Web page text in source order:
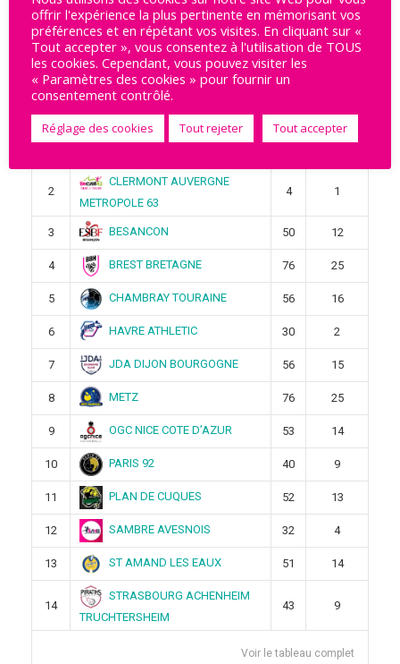
Rechercher
Ligue Butagaz 2025-2026
2
CLERMONT AUVERGNE
METROPOLE 63
4 1
3 BESANCON 50 12
4 BREST BRETAGNE 76 25
5 CHAMBRAY TOURAINE 56 16
6 HAVRE ATHLETIC 30 2
7 JDA DIJON BOURGOGNE 56 15
8 METZ 76 25
9 OGC NICE COTE D’AZUR 53 14
10 PARIS 92 40 9
11 PLAN DE CUQUES 52 13
12 SAMBRE AVESNOIS 32 4
13 ST AMAND LES EAUX 51 14
14
STRASBOURG ACHENHEIM
TRUCHTERSHEIM
43 9
Voir le tableau complet
offrir l'expérience la plus pertinente en mémorisant vos
préférences et en répétant vos visites. En cliquant sur «
Tout accepter », vous consentez à l'utilisation de TOUS
les cookies. Cependant, vous pouvez visiter les
« Paramètres des cookies » pour fournir un
consentement contrôlé.
Réglage des cookies Tout rejeter Tout accepter